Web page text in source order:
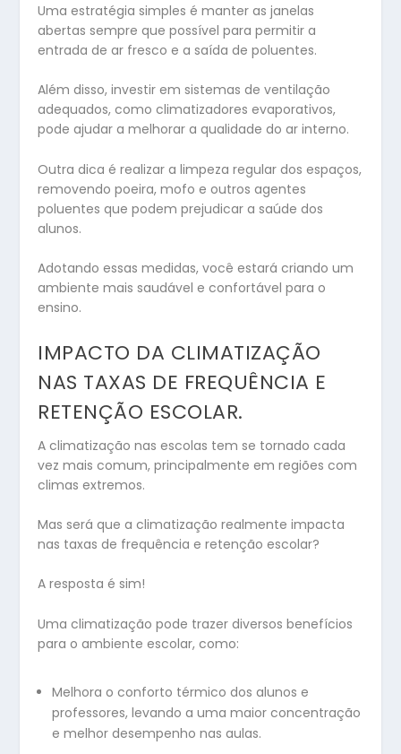
Uma estratégia simples é manter as janelas
abertas sempre que possível para permitir a
entrada de ar fresco e a saída de poluentes.
Além disso, investir em sistemas de ventilação
adequados, como climatizadores evaporativos,
pode ajudar a melhorar a qualidade do ar interno.
Outra dica é realizar a limpeza regular dos espaços,
removendo poeira, mofo e outros agentes
poluentes que podem prejudicar a saúde dos
alunos.
Adotando essas medidas, você estará criando um
ambiente mais saudável e confortável para o
ensino.
IMPACTO DA CLIMATIZAÇÃO
NAS TAXAS DE FREQUÊNCIA E
RETENÇÃO ESCOLAR.
A climatização nas escolas tem se tornado cada
vez mais comum, principalmente em regiões com
climas extremos.
Mas será que a climatização realmente impacta
nas taxas de frequência e retenção escolar?
A resposta é sim!
Uma climatização pode trazer diversos benefícios
para o ambiente escolar, como:
Melhora o conforto térmico dos alunos e
professores, levando a uma maior concentração
e melhor desempenho nas aulas.